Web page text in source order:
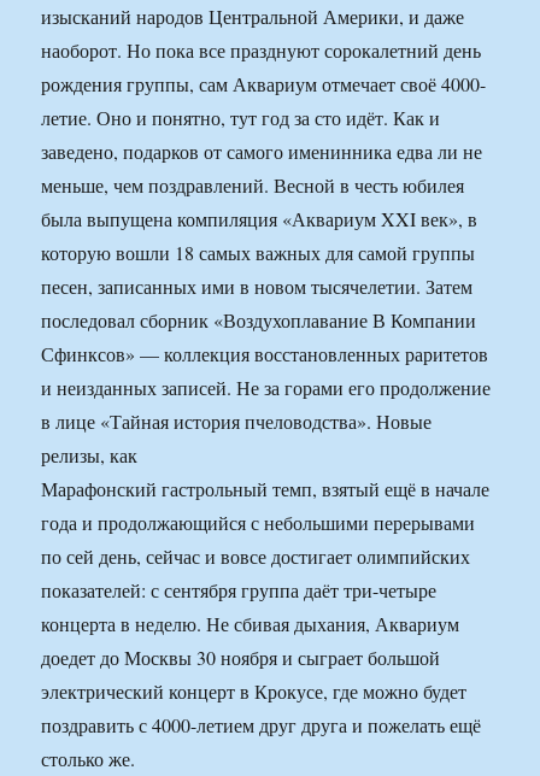
изысканий народов Центральной Америки, и даже
наоборот. Но пока все празднуют сорокалетний день
рождения группы, сам Аквариум отмечает своё 4000-
летие. Оно и понятно, тут год за сто идёт. Как и
заведено, подарков от самого именинника едва ли не
меньше, чем поздравлений. Весной в честь юбилея
была выпущена компиляция «Аквариум XXI век», в
которую вошли 18 самых важных для самой группы
песен, записанных ими в новом тысячелетии. Затем
последовал сборник «Воздухоплавание В Компании
Сфинксов» — коллекция восстановленных раритетов
и неизданных записей. Не за горами его продолжение
в лице «Тайная история пчеловодства». Новые
релизы, как
Марафонский гастрольный темп, взятый ещё в начале
года и продолжающийся с небольшими перерывами
по сей день, сейчас и вовсе достигает олимпийских
показателей: с сентября группа даёт три-четыре
концерта в неделю. Не сбивая дыхания, Аквариум
доедет до Москвы 30 ноября и сыграет большой
электрический концерт в Крокусе, где можно будет
поздравить с 4000-летием друг друга и пожелать ещё
столько же.